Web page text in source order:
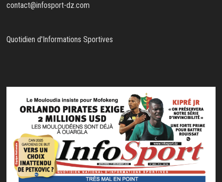
contact@infosport-dz.com
Quotidien d'Informations Sportives